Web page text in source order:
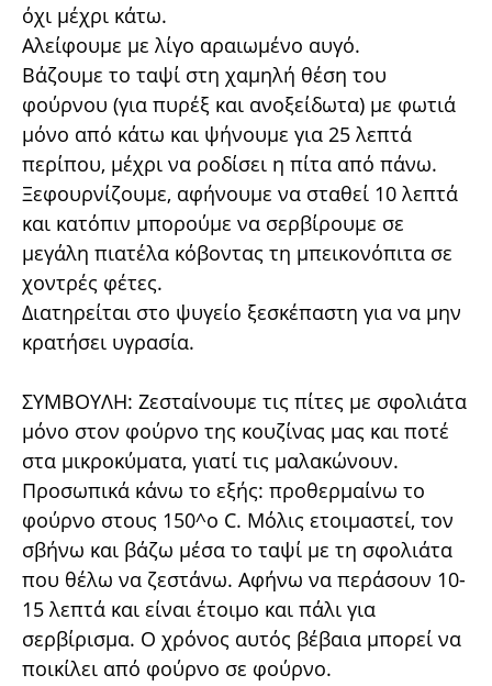
όχι μέχρι κάτω.
Αλείφουμε με λίγο αραιωμένο αυγό.
Βάζουμε το ταψί στη χαμηλή θέση του
φούρνου (για πυρέξ και ανοξείδωτα) με φωτιά
μόνο από κάτω και ψήνουμε για 25 λεπτά
περίπου, μέχρι να ροδίσει η πίτα από πάνω.
Ξεφουρνίζουμε, αφήνουμε να σταθεί 10 λεπτά
και κατόπιν μπορούμε να σερβίρουμε σε
μεγάλη πιατέλα κόβοντας τη μπεικονόπιτα σε
χοντρές φέτες.
Διατηρείται στο ψυγείο ξεσκέπαστη για να μην
κρατήσει υγρασία.
ΣΥΜΒΟΥΛΗ: Ζεσταίνουμε τις πίτες με σφολιάτα
μόνο στον φούρνο της κουζίνας μας και ποτέ
στα μικροκύματα, γιατί τις μαλακώνουν.
Προσωπικά κάνω το εξής: προθερμαίνω το
φούρνο στους 150^ο C. Μόλις ετοιμαστεί, τον
σβήνω και βάζω μέσα το ταψί με τη σφολιάτα
που θέλω να ζεστάνω. Αφήνω να περάσουν 10-
15 λεπτά και είναι έτοιμο και πάλι για
σερβίρισμα. Ο χρόνος αυτός βέβαια μπορεί να
ποικίλει από φούρνο σε φούρνο.